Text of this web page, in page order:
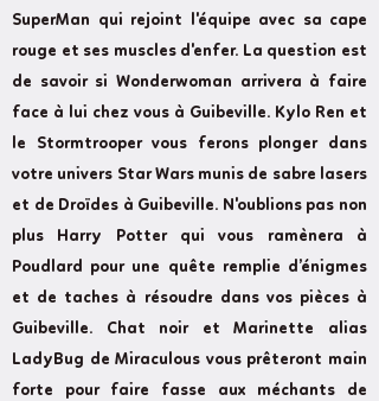
SuperMan qui rejoint l'équipe avec sa cape
rouge et ses muscles d'enfer. La question est
de savoir si Wonderwoman arrivera à faire
face à lui chez vous à Guibeville. Kylo Ren et
le Stormtrooper vous ferons plonger dans
votre univers Star Wars munis de sabre lasers
et de Droïdes à Guibeville. N'oublions pas non
plus Harry Potter qui vous ramènera à
Poudlard pour une quête remplie d’énigmes
et de taches à résoudre dans vos pièces à
Guibeville. Chat noir et Marinette alias
LadyBug de Miraculous vous prêteront main
forte pour faire fasse aux méchants de